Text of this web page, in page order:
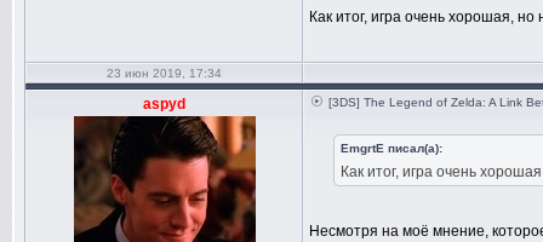
Как итог, игра очень хорошая,
23 июн 2019, 17:34
aspyd [3DS] The Legend of Zelda: A Link
EmgrtE писал(а):
Как итог, игра очень
Несмотря на моё мнение,